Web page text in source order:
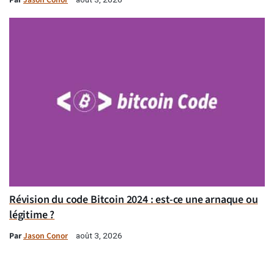
Révision du code Bitcoin 2024 : est-ce une arnaque ou
légitime ?
ParJason Conor août 3, 2026